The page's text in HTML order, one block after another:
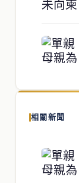
相關新聞